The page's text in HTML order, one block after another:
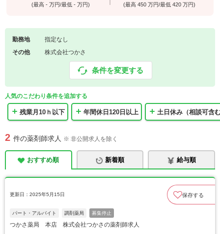
(最高 - 万円/最低 - 万円) (最高450万円/最低420万円)
勤務地
指定なし
その他
株式会社つかさ
条件を変更する
人気のこだわり条件を追加する
残業月10ｈ以下 年間休日120日以上 土日休み（相談可含
2 件の薬剤師求人 ※ 非公開求人を除く
おすすめ順 新着順 給与順
更新日：2025年5月15日 保存する
パート・アルバイト 調剤薬局 募集停止
つかさ薬局 本店 株式会社つかさの薬剤師求人